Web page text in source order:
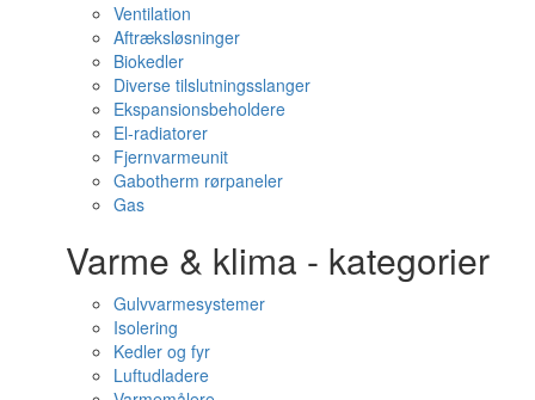
Ventilation
Aftræksløsninger
Biokedler
Diverse tilslutningsslanger
Ekspansionsbeholdere
El-radiatorer
Fjernvarmeunit
Gabotherm rørpaneler
Gas
Varme & klima - kategorier
Gulvvarmesystemer
Isolering
Kedler og fyr
Luftudladere